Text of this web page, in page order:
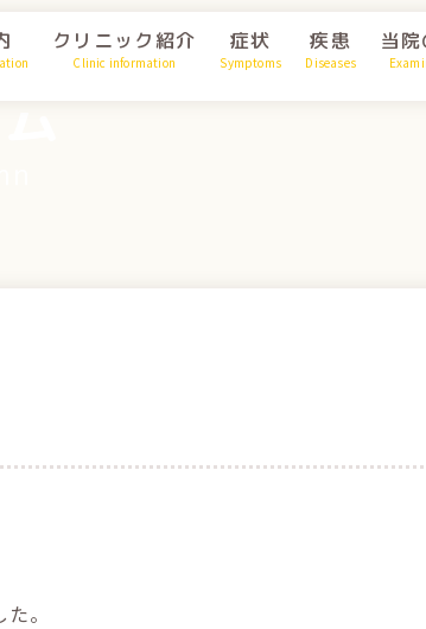
クリニック紹介
Clinic information
症状
Symptoms
疾患
Diseases
当
。